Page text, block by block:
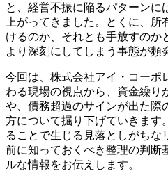
と、経営不振に陥るパターンに
上がってきました。とくに、
けるのか、それとも手放すのか
より深刻にしてしまう事態が頻
今回は、株式会社アイ・コーポ
わる現場の視点から、資金繰り
や、債務超過のサインが出た際
方について掘り下げていきます
ることで生じる見落としがちな
前に知っておくべき整理の判断
ルな情報をお伝えします。